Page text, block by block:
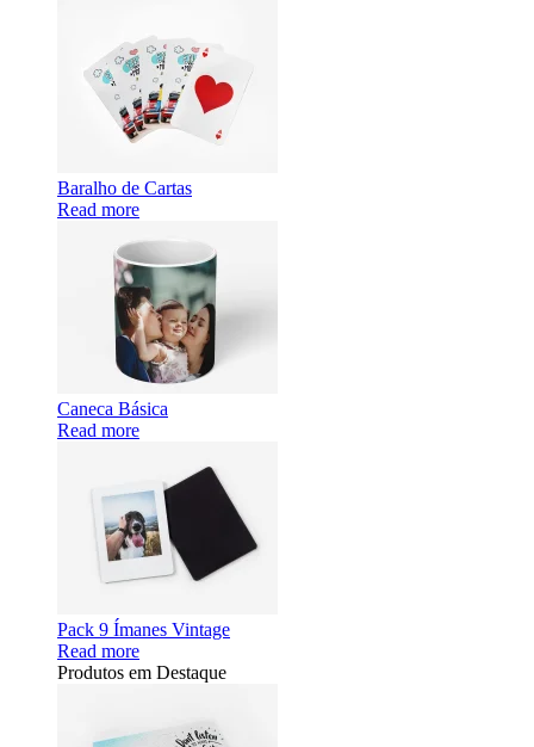
Baralho de Cartas
Read more
Caneca Básica
Read more
Pack 9 Ímanes Vintage
Read more
Produtos em Destaque